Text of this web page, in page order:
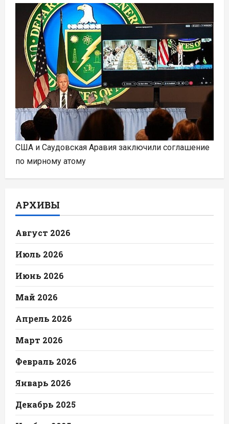
США и Саудовская Аравия заключили соглашение
по мирному атому
АРХИВЫ
Август 2026
Июль 2026
Июнь 2026
Май 2026
Апрель 2026
Март 2026
Февраль 2026
Январь 2026
Декабрь 2025